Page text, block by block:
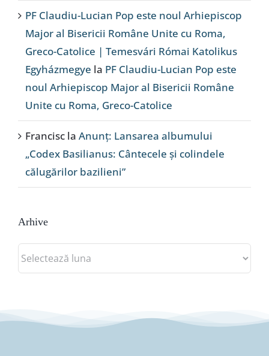
PF Claudiu-Lucian Pop este noul Arhiepiscop
Major al Bisericii Române Unite cu Roma,
Greco-Catolice | Temesvári Római Katolikus
Egyházmegye la PF Claudiu-Lucian Pop este
noul Arhiepiscop Major al Bisericii Române
Unite cu Roma, Greco-Catolice
Francisc la Anunț: Lansarea albumului
„Codex Basilianus: Cântecele și colindele
călugărilor bazilieni”
Arhive
Arhive